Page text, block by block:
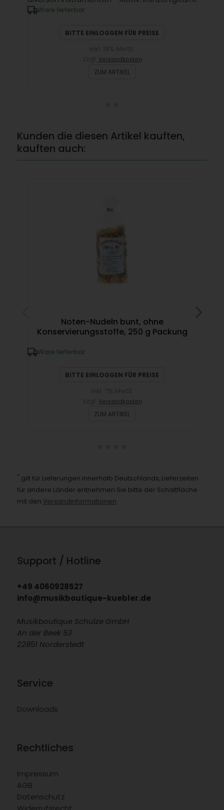
Ware lieferbar
BITTE EINLOGGEN FÜR PREISE
Versandkosten
ZUM ARTIKEL
Kunden die diesen Artikel kauften,
kauften auch:
Noten-Nudeln bunt, ohne
Konservierungsstoffe, 250 g Packung
Ware lieferbar
BITTE EINLOGGEN FÜR PREISE
Versandkosten
ZUM ARTIKEL
* gilt für Lieferungen innerhalb Deutschlands, Lieferzeiten
für andere Länder entnehmen Sie bitte der Schaltfläche
mit den Versandinformationen
Support / Hotline
+49 4060928527
info@musikboutique-kuebler.de
Musikboutique Schulze GmbH
An der Beek 53
22851 Norderstedt
Service
Downloads
Rechtliches
Impressum
AGB
Datenschutz